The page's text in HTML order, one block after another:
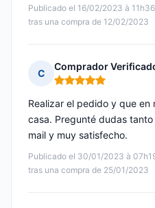
Publicado el 16/02/2023 à 11h36
tras una compra de 12/02/2023
C
Comprador
Nota: 5 de 5
Publicado el 30/01/2023 à
tras una compra de 25/01/2023
Realizar el pedido y que
casa. Pregunté dudas
mail y muy satisfecho.